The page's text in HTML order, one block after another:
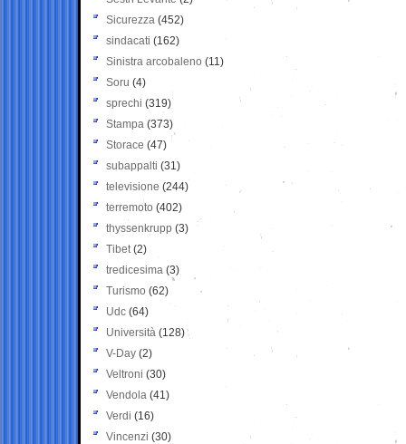
Sicurezza (452)
sindacati (162)
Sinistra arcobaleno (11)
Soru (4)
sprechi (319)
Stampa (373)
Storace (47)
subappalti (31)
televisione(244)
terremoto (402)
thyssenkrupp (3)
Tibet(2)
tredicesima (3)
Turismo (62)
Udc (64)
Università (128)
V-Day (2)
Veltroni (30)
Vendola (41)
Verdi (16)
Vincenzi (30)